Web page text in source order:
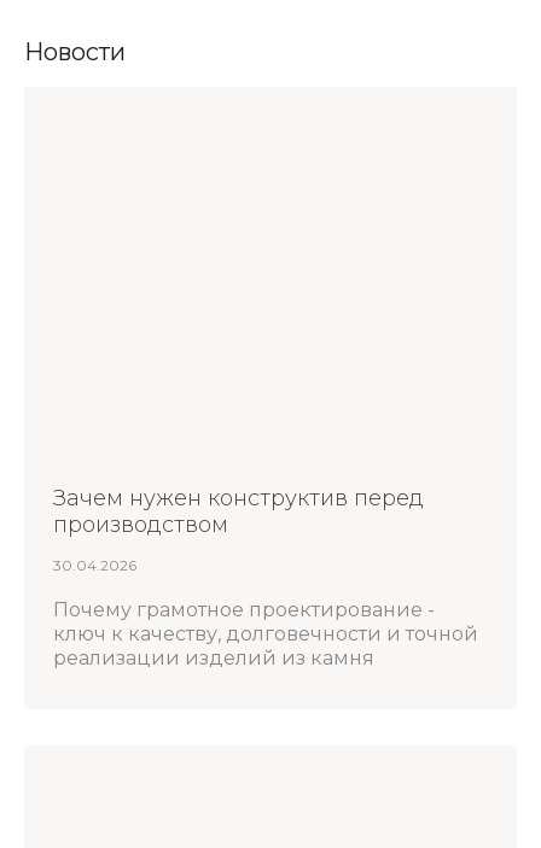
Новости
Зачем нужен конструктив перед
производством
30.04.2026
Почему грамотное проектирование -
ключ к качеству, долговечности и точной
реализации изделий из камня